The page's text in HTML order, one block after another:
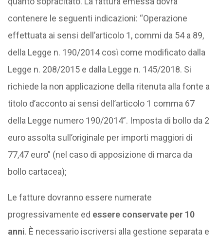
contenere le seguenti indicazioni: “Operazione
effettuata ai sensi dell’articolo 1, commi da 54 a 89,
della Legge n. 190/2014 così come modificato dalla
Legge n. 208/2015 e dalla Legge n. 145/2018. Si
richiede la non applicazione della ritenuta alla fonte a
titolo d’acconto ai sensi dell’articolo 1 comma 67
della Legge numero 190/2014”. Imposta di bollo da 2
euro assolta sull’originale per importi maggiori di
77,47 euro” (nel caso di apposizione di marca da
bollo cartacea);
Le fatture dovranno essere numerate
progressivamente ed essere conservate per 10
anni. È necessario iscriversi alla gestione separata e